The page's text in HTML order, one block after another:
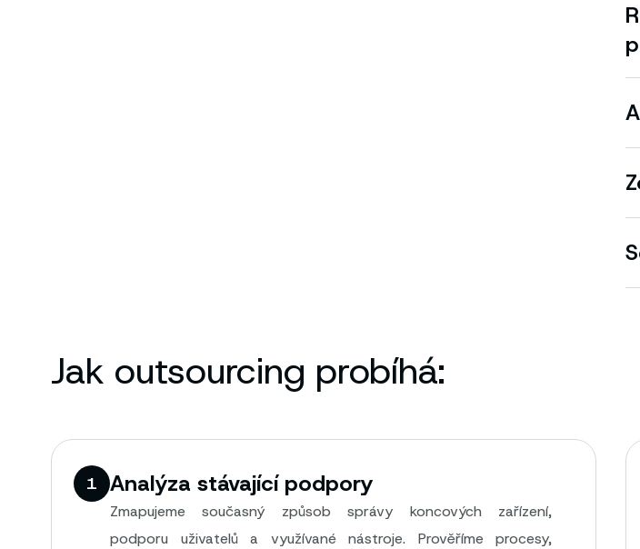
Jak outsourcing probíhá:
1 Analýza stávající podpory
Zmapujeme současný způsob správy koncových zařízení,
podporu uživatelů a využívané nástroje. Prověříme procesy,